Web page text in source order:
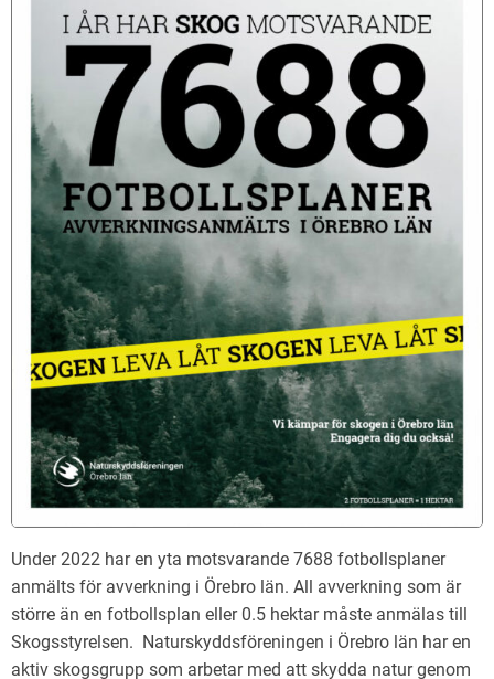
Under 2022 har en yta motsvarande 7688 fotbollsplaner
anmälts för avverkning i Örebro län. All avverkning som är
större än en fotbollsplan eller 0.5 hektar måste anmälas till
Skogsstyrelsen. Naturskyddsföreningen i Örebro län har en
aktiv skogsgrupp som arbetar med att skydda natur genom